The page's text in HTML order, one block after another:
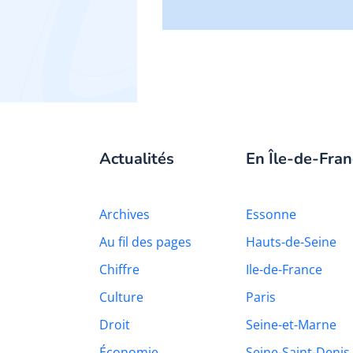
Actualités
Archives
Au fil des pages
Chiffre
Culture
Droit
En Île-de-
Essonne
Hauts-de-Seine
Ile-de-France
Paris
Seine-et-Marne